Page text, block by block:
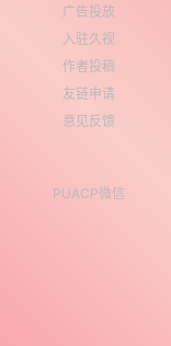
广告投放
入驻久视
作者投稿
友链申请
意见反馈
PUACP微信